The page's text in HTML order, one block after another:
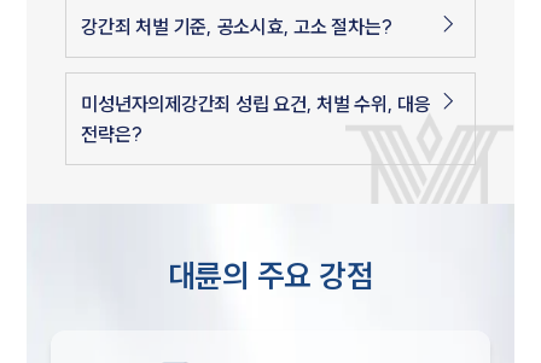
강간죄 처벌 기준, 공소시효, 고소 절차는?
미성년자의제강간죄 성립 요건, 처벌 수위, 대응
전략은?
대륜의 주요 강점